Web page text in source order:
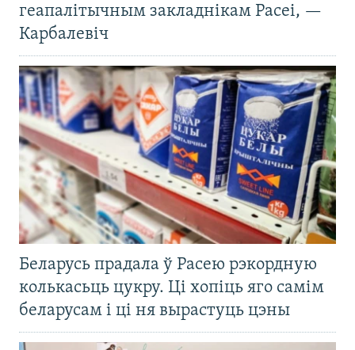
геапалітычным закладнікам Расеі, —
Карбалевіч
Беларусь прадала ў Расею рэкордную
колькасьць цукру. Ці хопіць яго самім
беларусам і ці ня вырастуць цэны